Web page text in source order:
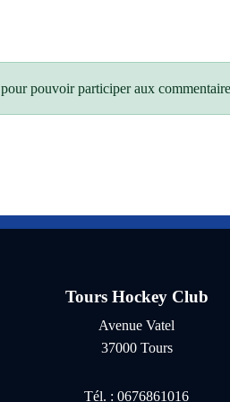
pour pouvoir participer aux
Tours Hockey Club
Avenue Vatel
37000 Tours
Tél. : 0676861016